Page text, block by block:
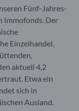
Fünf-Jahres-
Immofonds. Der
Einzelhandel,
aktuell 4,2
Etwa ein
sich in
Ausland.